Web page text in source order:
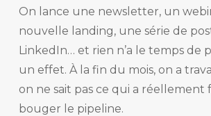
On lance une newsletter, un
nouvelle landing, une série de
LinkedIn… et rien n’a le temps de
un effet. À la fin du mois, on a
on ne sait pas ce qui a réellement
bouger le pipeline.